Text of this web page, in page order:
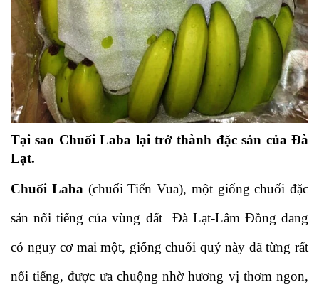
Tại sao Chuối Laba lại trở thành đặc sản của Đà
Lạt.
Chuối Laba (chuối Tiến Vua), một giống chuối đặc
sản nổi tiếng của vùng đất  Đà Lạt-Lâm Đồng đang
có nguy cơ mai một, giống chuối quý này đã từng rất
nổi tiếng, được ưa chuộng nhờ hương vị thơm ngon,